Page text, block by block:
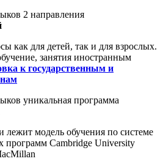
как для детей, так и для взрослых.
занятия иностранным
к государственным и
модель обучения по системе
программ Cambridge University